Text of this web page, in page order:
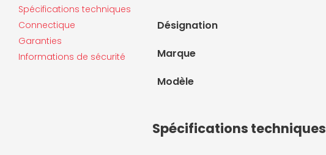
Spécifications techniques
Connectique
Garanties
Informations de sécurité
Désignation
Marque
Modèle
Spécifications techniques